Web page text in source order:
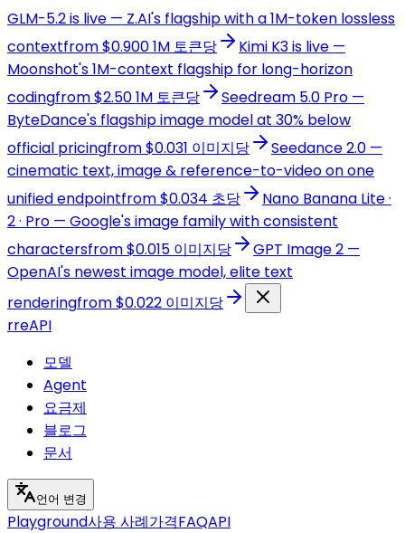
GLM-5.2 is live — Z.AI's flagship with a 1M-token lossless
contextfrom $0.900 1M 토큰당
Kimi K3 is live —
Moonshot's 1M-context flagship for long-horizon
codingfrom $2.50 1M 토큰당
Seedream 5.0 Pro —
ByteDance's flagship image model at 30% below
official pricingfrom $0.031 이미지당
Seedance 2.0 —
cinematic text, image & reference-to-video on one
unified endpointfrom $0.034 초당
Nano Banana Lite ·
2 · Pro — Google's image family with consistent
charactersfrom $0.015 이미지당
GPT Image 2 —
OpenAI's newest image model, elite text
renderingfrom $0.022 이미지당
rreAPI
모델
Agent
요금제
블로그
문서
언어 변경
Playground사용 사례가격FAQAPI